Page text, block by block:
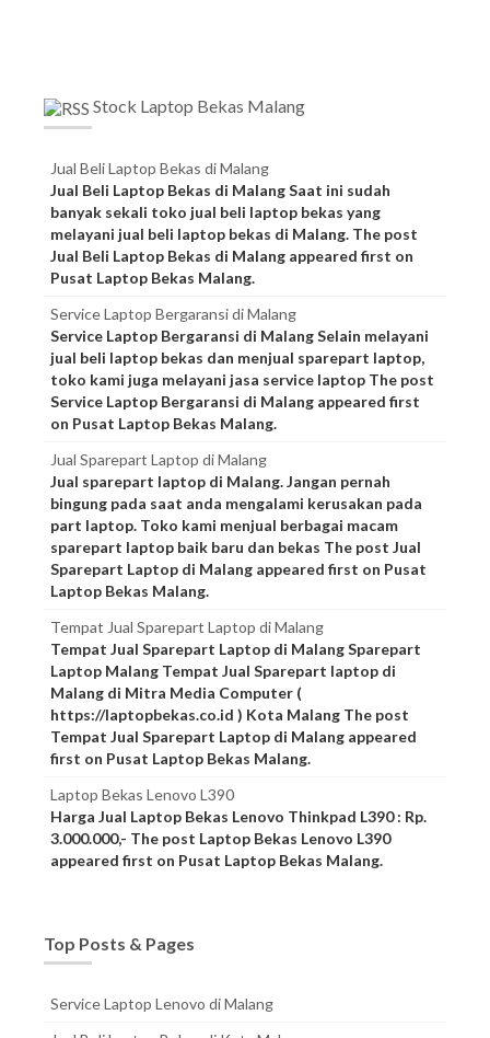
Stock Laptop Bekas Malang
Jual Beli Laptop Bekas di Malang
Jual Beli Laptop Bekas di Malang Saat ini sudah
banyak sekali toko jual beli laptop bekas yang
melayani jual beli laptop bekas di Malang. The post
Jual Beli Laptop Bekas di Malang appeared first on
Pusat Laptop Bekas Malang.
Service Laptop Bergaransi di Malang
Service Laptop Bergaransi di Malang Selain melayani
jual beli laptop bekas dan menjual sparepart laptop,
toko kami juga melayani jasa service laptop The post
Service Laptop Bergaransi di Malang appeared first
on Pusat Laptop Bekas Malang.
Jual Sparepart Laptop di Malang
Jual sparepart laptop di Malang. Jangan pernah
bingung pada saat anda mengalami kerusakan pada
part laptop. Toko kami menjual berbagai macam
sparepart laptop baik baru dan bekas The post Jual
Sparepart Laptop di Malang appeared first on Pusat
Laptop Bekas Malang.
Tempat Jual Sparepart Laptop di Malang
Tempat Jual Sparepart Laptop di Malang Sparepart
Laptop Malang Tempat Jual Sparepart laptop di
Malang di Mitra Media Computer (
https://laptopbekas.co.id ) Kota Malang The post
Tempat Jual Sparepart Laptop di Malang appeared
first on Pusat Laptop Bekas Malang.
Laptop Bekas Lenovo L390
Harga Jual Laptop Bekas Lenovo Thinkpad L390 : Rp.
3.000.000,- The post Laptop Bekas Lenovo L390
appeared first on Pusat Laptop Bekas Malang.
Top Posts & Pages
Service Laptop Lenovo di Malang